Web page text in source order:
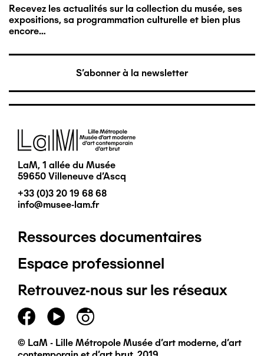
Recevez les actualités sur la collection du musée, ses
expositions, sa programmation culturelle et bien plus
encore…
S'abonner à la newsletter
Image
LaM, 1 allée du Musée
59650 Villeneuve d'Ascq
+33 (0)3 20 19 68 68
info@musee-lam.fr
Pied
de
page
principal
Ressources documentaires
Espace professionnel
Retrouvez-nous sur les réseaux
© LaM - Lille Métropole Musée d'art moderne, d'art